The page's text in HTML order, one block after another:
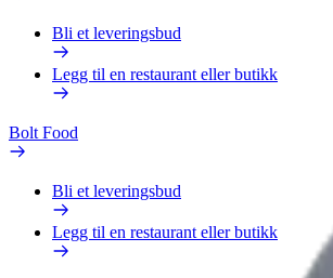
Bli et leveringsbud
Legg til en restaurant eller butikk
Bolt Food
Bli et leveringsbud
Legg til en restaurant eller butikk